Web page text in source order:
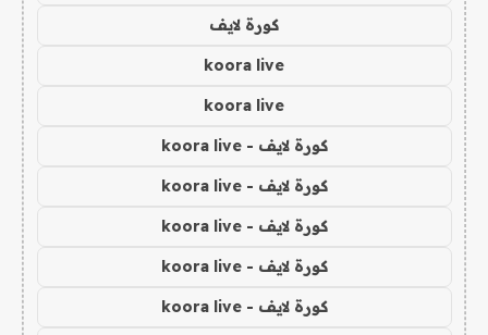
كورة لايف
koora live
koora live
كورة لايف - koora live
كورة لايف - koora live
كورة لايف - koora live
كورة لايف - koora live
كورة لايف - koora live